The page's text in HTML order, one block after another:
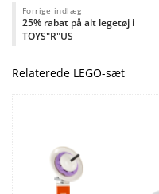
Forrige indlæg
25% rabat på alt legetøj i
TOYS"R"US
Relaterede LEGO-sæt